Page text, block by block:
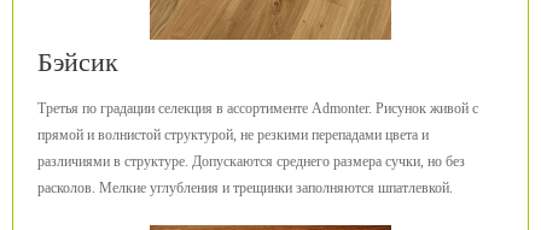
Бэйсик
Третья по градации селекция в ассортименте Admonter. Рисунок живой с
прямой и волнистой структурой, не резкими перепадами цвета и
различиями в структуре. Допускаются среднего размера сучки, но без
расколов. Мелкие углубления и трещинки заполняются шпатлевкой.